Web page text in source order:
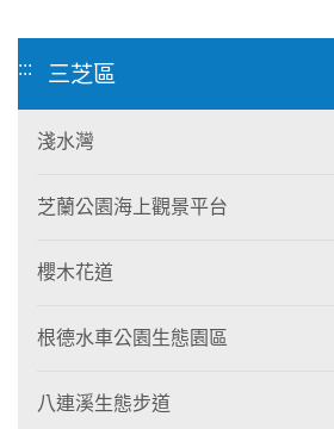
::: 三芝區
淺水灣
芝蘭公園海上觀景平台
櫻木花道
根德水車公園生態園區
八連溪生態步道